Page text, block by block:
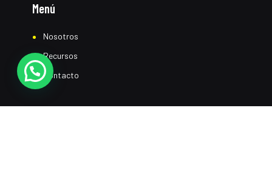
Menú
Nosotros
Recursos
Contacto